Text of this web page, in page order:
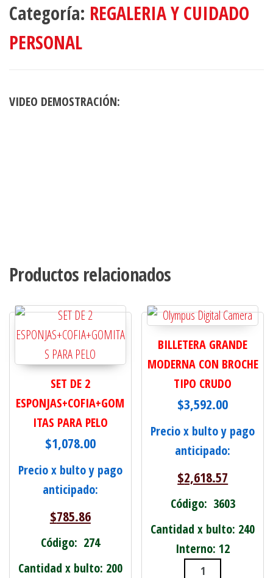
Categoría: REGALERIA Y CUIDADO
PERSONAL
VIDEO DEMOSTRACIÓN:
Productos relacionados
SET DE 2
ESPONJAS+COFIA+GOM
ITAS PARA PELO
$1,078.00
Precio x bulto y pago
anticipado:
$785.86
Código: 274
Cantidad x bulto: 200
BILLETERA GRANDE
MODERNA CON BROCHE
TIPO CRUDO
$3,592.00
Precio x bulto y pago
anticipado:
$2,618.57
Código: 3603
Cantidad x bulto: 240
Interno: 12